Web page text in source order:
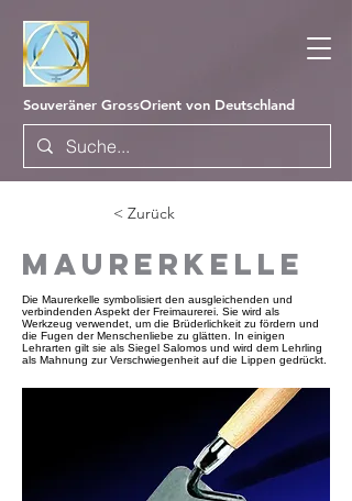
Souveräner GrossOrient von Deutschland
< Zurück
Maurerkelle
Die Maurerkelle symbolisiert den ausgleichenden und
verbindenden Aspekt der Freimaurerei. Sie wird als
Werkzeug verwendet, um die Brüderlichkeit zu fördern und
die Fugen der Menschenliebe zu glätten. In einigen
Lehrarten gilt sie als Siegel Salomos und wird dem Lehrling
als Mahnung zur Verschwiegenheit auf die Lippen gedrückt.